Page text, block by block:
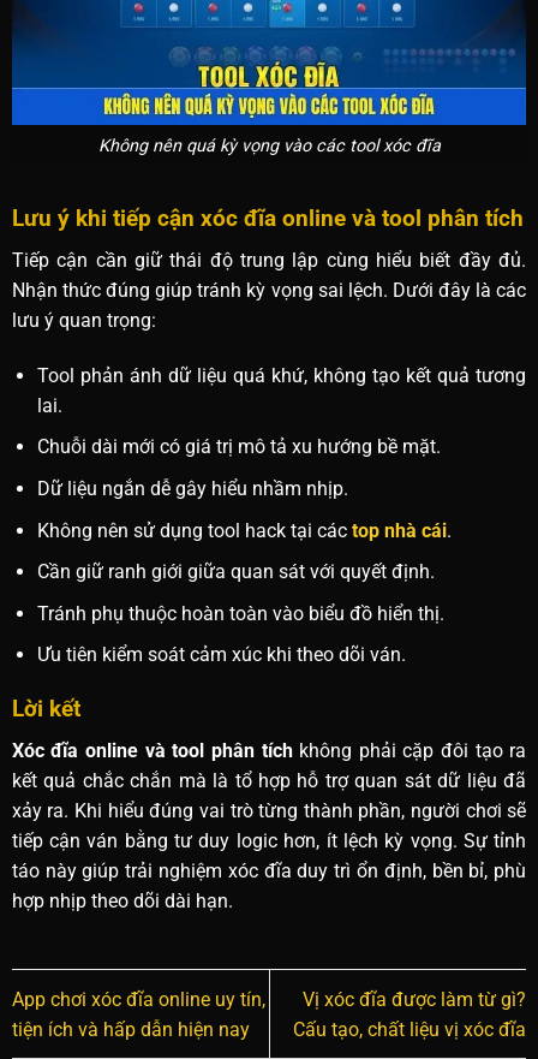
Không nên quá kỳ vọng vào các tool xóc đĩa
Lưu ý khi tiếp cận xóc đĩa online và tool phân tích
Tiếp cận cần giữ thái độ trung lập cùng hiểu biết đầy đủ.
Nhận thức đúng giúp tránh kỳ vọng sai lệch. Dưới đây là các
lưu ý quan trọng:
Tool phản ánh dữ liệu quá khứ, không tạo kết quả tương
lai.
Chuỗi dài mới có giá trị mô tả xu hướng bề mặt.
Dữ liệu ngắn dễ gây hiểu nhầm nhịp.
Không nên sử dụng tool hack tại các top nhà cái.
Cần giữ ranh giới giữa quan sát với quyết định.
Tránh phụ thuộc hoàn toàn vào biểu đồ hiển thị.
Ưu tiên kiểm soát cảm xúc khi theo dõi ván.
Lời kết
Xóc đĩa online và tool phân tíchkhông phải cặp đôi tạo ra
kết quả chắc chắn mà là tổ hợp hỗ trợ quan sát dữ liệu đã
xảy ra. Khi hiểu đúng vai trò từng thành phần, người chơi sẽ
tiếp cận ván bằng tư duy logic hơn, ít lệch kỳ vọng. Sự tỉnh
táo này giúp trải nghiệm xóc đĩa duy trì ổn định, bền bỉ, phù
hợp nhịp theo dõi dài hạn.
App chơi xóc đĩa online uy tín,
tiện ích và hấp dẫn hiện nay
Vị xóc đĩa được làm từ gì?
Cấu tạo, chất liệu vị xóc đĩa